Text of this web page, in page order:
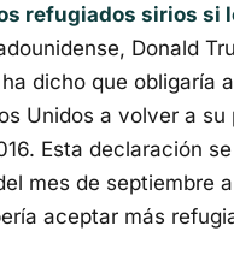
refugiados sirios si
Donald
dicho que obligaría
Unidos a volver a
Esta declaración
mes de septiembre
aceptar más